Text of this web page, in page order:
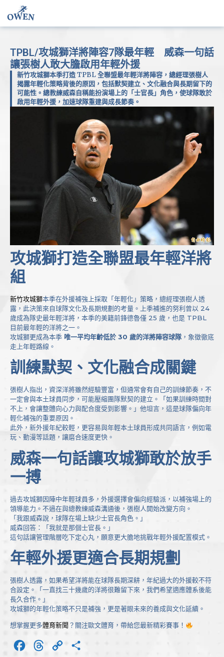
TPBL/攻城獅洋將陣容7隊最年輕 威森一句話
讓張樹人敢大膽啟用年輕外援
新竹攻城獅本季打造 TPBL 全聯盟最年輕洋將陣容，總經理張樹人
揭露年輕化策略背後的原因，包括默契建立、文化融合與長期留下的
可能性。總教練威森自稱能扮演場上的「士官長」角色，使球隊敢於
啟用年輕外援，加速球隊重建與成長節奏。
攻城獅打造全聯盟最年輕洋將
組
新竹攻城獅本季在外援補強上採取「年輕化」策略，總經理張樹人透
露，此決策來自球隊文化及長期規劃的考量。上季補進的努利曾以 24
歲成為隊史最年輕洋將，本季的美籍前鋒德魯僅 25 歲，也是 TPBL
目前最年輕的洋將之一。
攻城獅更成為本季 唯一平均年齡低於 30 歲的洋將陣容球隊 ，象徵徹底
走上年輕路線。
訓練默契、文化融合成關鍵
張樹人指出，資深洋將雖然經驗豐富，但通常會有自己的訓練節奏，不
一定會與本土球員同步，可能壓縮團隊默契的建立。「如果訓練時間對
不上，會讓整體向心力與配合度受到影響。」他坦言，這是球隊偏向年
輕化補強的重要原因。
此外，新外援年紀較輕，更容易與年輕本土球員形成共同語言，例如電
玩、動漫等話題，讓磨合速度更快。
威森一句話讓攻城獅敢於放手
一搏
過去攻城獅因陣中年輕球員多，外援選擇會偏向經驗派，以補強場上的
領導能力。不過在與總教練威森溝通後，張樹人開始改變方向。
「我跟威森說，球隊在場上缺少士官長角色。」
威森回答：「我就是那個士官長。」
這句話讓管理階層吃下定心丸，願意更大膽地挑戰年輕外援配置模式。
年輕外援更適合長期規劃
張樹人透露，如果希望洋將能在球隊長期深耕，年紀過大的外援較不符
合設定。「一直找三十幾歲的洋將很難留下來，我們希望適應體系後能
長久合作。」
攻城獅的年輕化策略不只是補強，更是著眼未來的養成與文化延續。
想掌握更多體育新聞 ？關注歐文體育，帶給您最新精彩賽事！
FacebookThreads
Copy